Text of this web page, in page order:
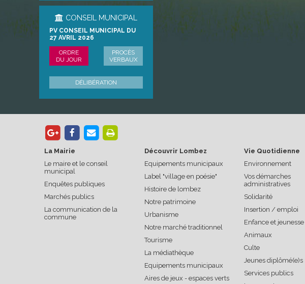
CONSEIL MUNICIPAL
PV CONSEIL MUNICIPAL DU
27 AVRIL 2026
ORDRE
DU JOUR
PROCÈS
VERBAUX
DÉLIBÉRATION
La Mairie
Le maire et le conseil
municipal
Enquêtes publiques
Marchés publics
La communication de la
commune
Découvrir Lombez
Equipements municipaux
Label "village en poésie"
Histoire de lombez
Notre patrimoine
Urbanisme
Notre marché traditionnel
Tourisme
La médiathèque
Equipements municipaux
Aires de jeux - espaces verts
Vie Quotidienne
Environnement
Vos démarches
administratives
Solidarité
Insertion / emploi
Enfance et jeunesse
Animaux
Culte
Jeunes diplômé(e)s
Services publics